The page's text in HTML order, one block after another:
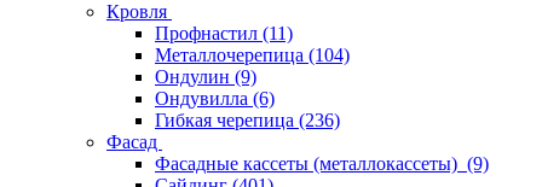
Кровля
Профнастил (11)
Металлочерепица (104)
Ондулин (9)
Ондувилла (6)
Гибкая черепица (236)
Фасад
Фасадные кассеты (металлокассеты) (9)